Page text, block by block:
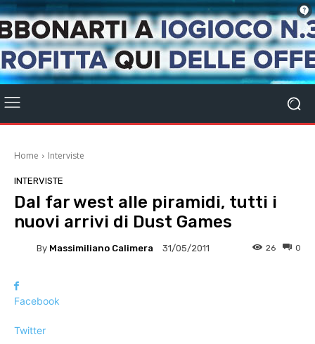
Home Interviste
INTERVISTE
Dal far west alle piramidi, tutti i
nuovi arrivi di Dust Games
By Massimiliano Calimera 31/05/2011 0
26
Facebook
Twitter